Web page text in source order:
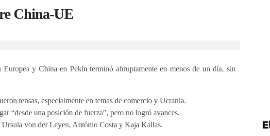
China-UE
y China en Pekín terminó abruptamente en menos de un día, sin
tensas, especialmente en temas de comercio y Ucrania.
“desde una posición de fuerza”, pero no logró avances.
Ursula von der Leyen, António Costa y Kaja Kallas.